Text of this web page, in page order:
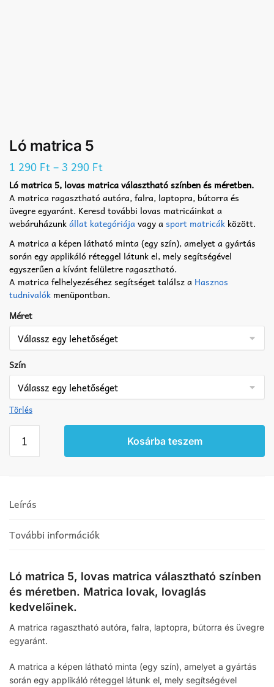
Ló matrica 5
1 290 Ft– 3 290 Ft
Ló matrica 5, lovas matrica választható színben és méretben.
A matrica ragasztható autóra, falra, laptopra, bútorra és
üvegre egyaránt. Keresd további lovas matricáinkat a
webáruházunkállat kategóriája vagy a sport matricák között.
A matrica a képen látható minta (egy szín), amelyet a gyártás
során egy applikáló réteggel látunk el, mely segítségével
egyszerűen a kívánt felületre ragasztható.
A matrica felhelyezéséhez segítséget találsz a Hasznos
tudnivalók menüpontban.
Méret
Szín
Törlés
matrica
5
Kosárba teszem
Leírás
További információk
Ló matrica 5, lovas matrica választható színben
és méretben. Matrica lovak, lovaglás
kedvelőinek.
A matrica ragasztható autóra, falra, laptopra, bútorra és üvegre
egyaránt.
A matrica a képen látható minta (egy szín), amelyet a gyártás
során egy applikáló réteggel látunk el, mely segítségével